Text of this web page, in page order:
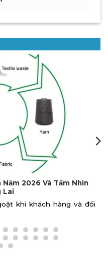
Giá Rẻ, Chất Lượng
Mại Tiến Bảo nhận may